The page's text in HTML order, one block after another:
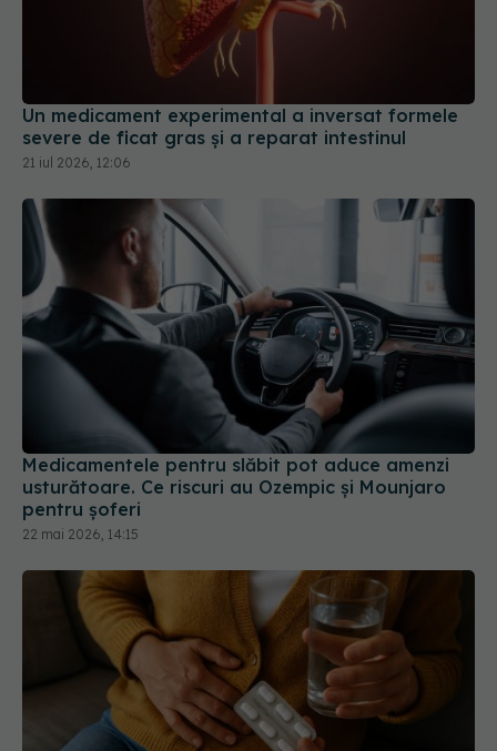
Un medicament experimental a inversat formele
severe de ficat gras și a reparat intestinul
Medicamentele pentru slăbit pot aduce amenzi
usturătoare. Ce riscuri au Ozempic și Mounjaro
pentru șoferi
22 mai 2026, 14:15